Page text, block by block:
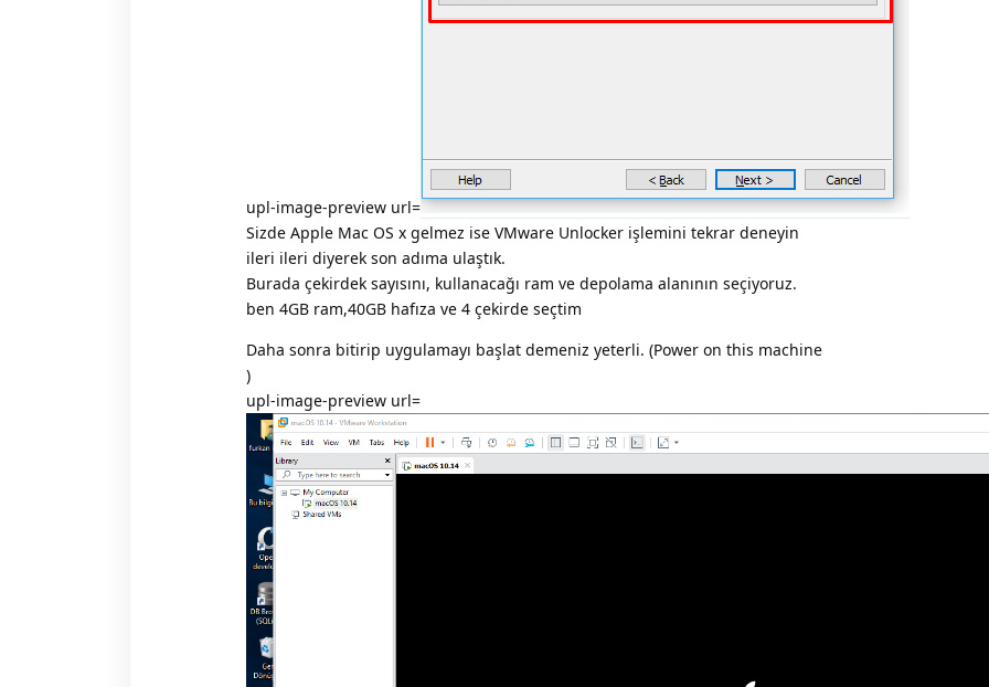
upl-image-preview url=
Sizde Apple Mac OS x gelmez ise VMware Unlocker işlemini tekrar deneyin
ileri ileri diyerek son adıma ulaştık.
Burada çekirdek sayısını, kullanacağı ram ve depolama alanının seçiyoruz.
ben 4GB ram,40GB hafıza ve 4 çekirde seçtim
Daha sonra bitirip uygulamayı başlat demeniz yeterli. (Power on this machine
)
upl-image-preview url=